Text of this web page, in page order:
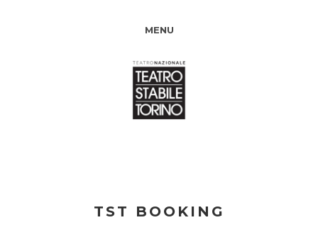
MENU
TST BOOKING